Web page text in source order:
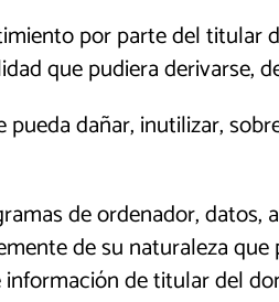
por parte del titular
que pudiera derivarse,
dañar, inutilizar,
de ordenador, datos,
de su naturaleza
de titular del